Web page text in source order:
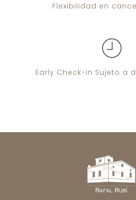
Flexibilidad en
Early Check-in Sujeto a